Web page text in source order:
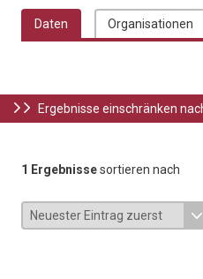
Daten Organisationen
Ergebnisse einschränken nach
1 Ergebnissesortieren nach